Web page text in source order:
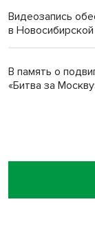
Видеозапись
в
В память о
«Битва за